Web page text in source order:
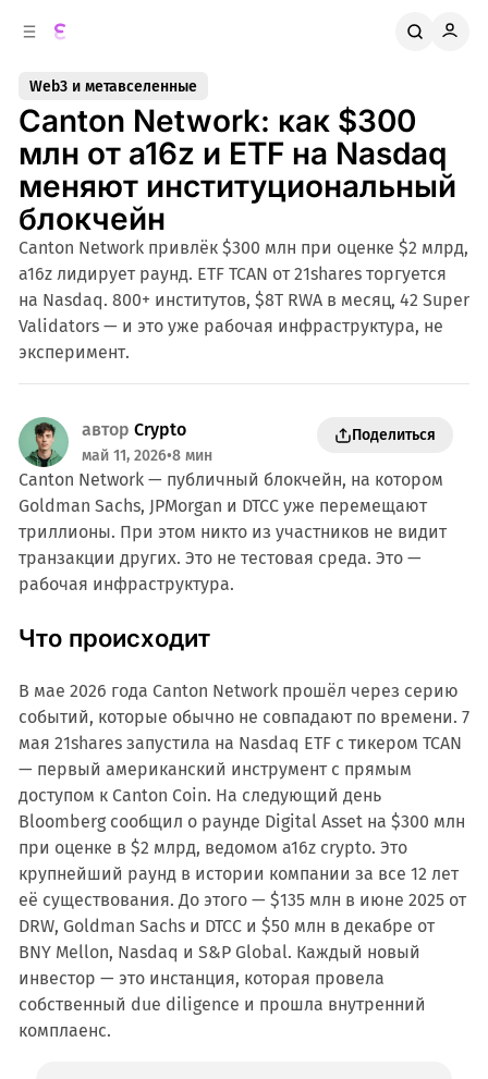
Web3 и метавселенные
Canton Network: как $300
млн от a16z и ETF на Nasdaq
меняют институциональный
блокчейн
Canton Network привлёк $300 млн при оценке $2 млрд,
a16z лидирует раунд. ETF TCAN от 21shares торгуется
на Nasdaq. 800+ институтов, $8T RWA в месяц, 42 Super
Validators — и это уже рабочая инфраструктура, не
эксперимент.
автор Crypto
май 11, 2026•8 мин
Поделиться
Canton Network — публичный блокчейн, на котором
Goldman Sachs, JPMorgan и DTCC уже перемещают
триллионы. При этом никто из участников не видит
транзакции других. Это не тестовая среда. Это —
рабочая инфраструктура.
Что происходит
В мае 2026 года Canton Network прошёл через серию
событий, которые обычно не совпадают по времени. 7
мая 21shares запустила на Nasdaq ETF с тикером TCAN
— первый американский инструмент с прямым
доступом к Canton Coin. На следующий день
Bloomberg сообщил о раунде Digital Asset на $300 млн
при оценке в $2 млрд, ведомом a16z crypto. Это
крупнейший раунд в истории компании за все 12 лет
её существования. До этого — $135 млн в июне 2025 от
DRW, Goldman Sachs и DTCC и $50 млн в декабре от
BNY Mellon, Nasdaq и S&P Global. Каждый новый
инвестор — это инстанция, которая провела
собственный due diligence и прошла внутренний
комплаенс.